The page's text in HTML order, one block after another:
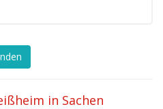
in Sachen